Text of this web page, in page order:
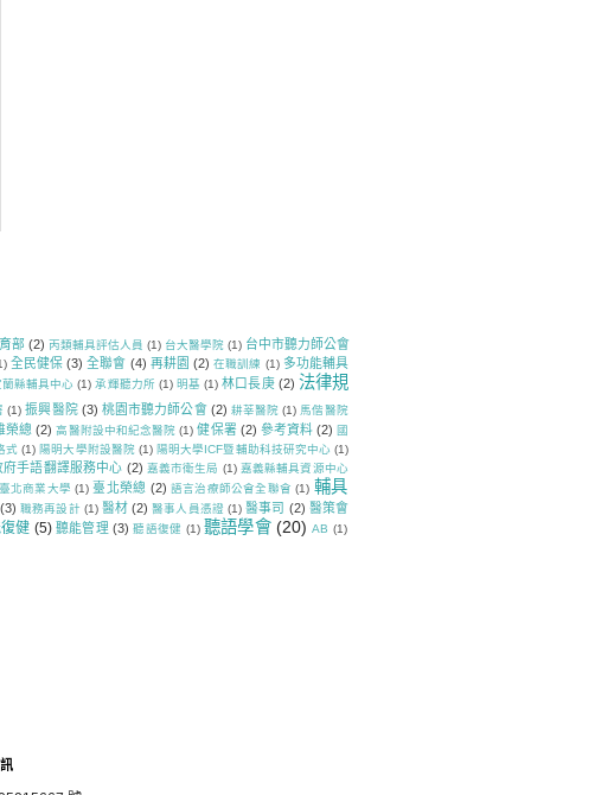
部 (2) 丙類輔具評估人員 (1) 台大醫學院 (1) 台中市聽力師公會
全民健保 (3) 全聯會 (4) 再耕園 (2) 在職訓練 (1) 多功能輔具
蘭縣輔具中心 (1) 承輝聽力所 (1) 明基 (1) 林口長庚 (2) 法律規
(1) 振興醫院 (3) 桃園市聽力師公會 (2) 耕莘醫院 (1) 馬偕醫院
榮總 (2) 高醫附設中和紀念醫院 (1) 健保署 (2) 參考資料 (2) 國
式 (1) 陽明大學附設醫院 (1) 陽明大學ICF暨輔助科技研究中心 (1)
府手語翻譯服務中心 (2) 嘉義市衛生局 (1) 嘉義縣輔具資源中心
臺北商業大學 (1) 臺北榮總 (2) 語言治療師公會全聯會 (1) 輔具
(3) 職務再設計 (1) 醫材 (2) 醫事人員憑證 (1) 醫事司 (2) 醫策會
健 (5) 聽能管理 (3) 聽語復健 (1) 聽語學會 (20) AB (1)